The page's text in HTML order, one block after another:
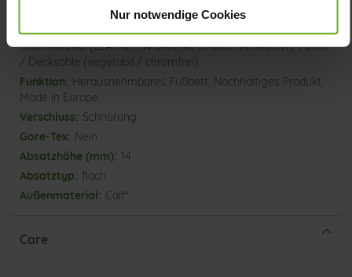
Nur notwendige Cookies
Made in Europe, Schnürsenkel (Tencel),
Obermaterial (LEATHER WORKING GROUP zertifiziert), Futter
/ Decksohle (vegetabil / chromfrei)
Herausnehmbares Fußbett, Nachhaltiges Produkt,
Made in Europe
Schnürung
Nein
14
flach
Calf*
Care